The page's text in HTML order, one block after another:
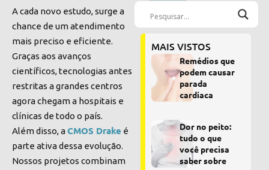
A cada novo estudo, surge a
chance de um atendimento
mais preciso e eficiente.
Graças aos avanços
científicos, tecnologias antes
restritas a grandes centros
agora chegam a hospitais e
clínicas de todo o país.
Além disso, aCMOS Drake é
parte ativa dessa evolução.
Nossos projetos combinam
MAIS VISTOS
Remédios que
podem causar
parada
cardíaca
Dor no peito:
tudo o que
você precisa
saber sobre